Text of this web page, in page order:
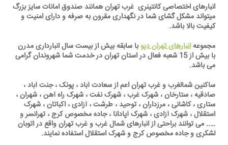
انبارهای اختصاصی کانتینری غرب تهران همانند صندوق امانات سایز بزرگ
میتواند مشکل گشای شما در نگهداری مقرون به صرفه و دارای امنیت و
کیفیت بالا باشد.
مجموعه انبارهای تهران دپوبا سابقه بیش از بیست سال انبارداری مدرن
با بیش از 15 شعبه فعال در استان تهران در خدمت شما شهروندان گرامی
می باشد.
ساکنین شمالغرب و غرب تهران اعم از سعادت آباد ، پونک ، جنت آباد ،
صادقیه ، ستارخان ، شهرک غرب ، شهرک نفت ، شهرک راه آهن ، شهران ،
ستاری ، کاشانی ، مرزداران ، توحید ، طرشت ، آزادی ، اکباتان ، شهرک
استقلال ، شهرک آزادی ، شهرک آپادانا ، جاده مخصوص کرج ، تهرانسر و
….. می توانند براحتی از انبارهای شمال غرب و غرب تهران واقع در اتوبان
لشکری و جاده مخصوص کرج و شهرک استقلال استفاده نمایند.